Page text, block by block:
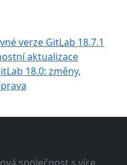
verze GitLab 18.7.1
aktualizace
18.0: změny,